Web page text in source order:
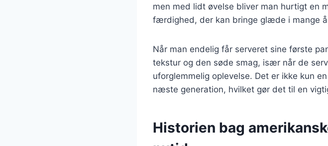
men med lidt øvelse bliver man hurtigt en
færdighed, der kan bringe glæde i mange
Når man endelig får serveret sine første
tekstur og den søde smag, især når de
uforglemmelig oplevelse. Det er ikke kun
næste generation, hvilket gør det til en
Historien bag